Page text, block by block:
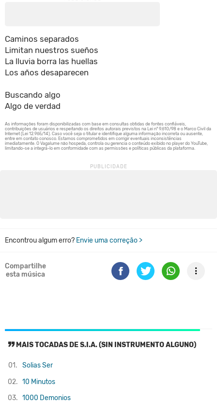
Caminos separados
Limitan nuestros sueños
La lluvia borra las huellas
Los años desaparecen
Buscando algo
Algo de verdad
Encontrou algum erro? Envie uma correção >
Compartilhe
esta música
MAIS TOCADAS DE S.I.A. (SIN INSTRUMENTO ALGUNO)
01.
Solias Ser
02. 10 Minutos
03. 1000 Demonios